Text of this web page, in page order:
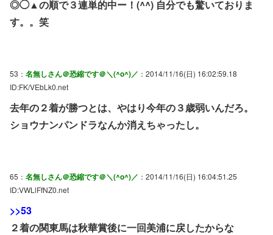
◎◯▲の順で３連単的中ー！(^^) 自分でも驚いておりま
す。。笑
53： 名無しさん＠恐縮です＠＼(^o^)／ ：2014/11/16(日) 16:02:59.18
ID:FK/VEbLk0.net
去年の２着が勝つとは、やはり今年の３歳弱いんだろ。
ショウナンパンドラなんか消えちゃったし。
65： 名無しさん＠恐縮です＠＼(^o^)／ ：2014/11/16(日) 16:04:51.25
ID:VWLlFfNZ0.net
>>53
２着の関東馬は秋華賞後に一回美浦に戻したからな